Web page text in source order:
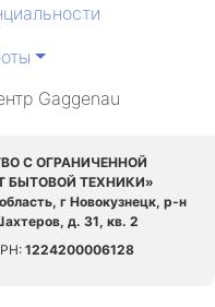
Gaggenau
С ОГРАНИЧЕННОЙ
БЫТОВОЙ ТЕХНИКИ»
г Новокузнецк, р-н
д. 31, кв. 2
1224200006128